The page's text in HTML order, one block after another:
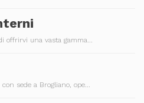
offrirvi una vasta gamma...
sede a Brogliano, ope...